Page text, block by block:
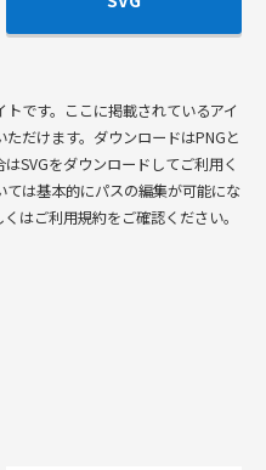
です。ここに掲載されているアイ
だけます。ダウンロードはPNGと
SVGをダウンロードしてご利用く
は基本的にパスの編集が可能にな
はご利用規約をご確認ください。